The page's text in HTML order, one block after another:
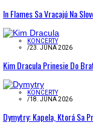
In Flames Sa Vracajú Na
KONCERTY
/23. JÚNA 2026
Kim Dracula Prinesie Do
KONCERTY
/18. JÚNA 2026
Dymytry: Kapela, Ktorá Sa